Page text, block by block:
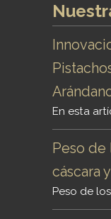
En esta
Peso de
cáscara
Peso de